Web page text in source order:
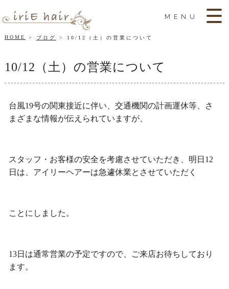
MENU
HOME ブログ 10/12（土）の営業について
10/12（土）の営業について
台風19号の関東接近に伴い、交通機関の計画運休等、さ
まざまな情報が伝えられていますが、
スタッフ・お客様の安全を考慮させていただき、明日12
日は、アイリーヘアーは急遽休業とさせていただく
ことにしました。
13日は通常営業の予定ですので、ご来店お待ちしており
ます。